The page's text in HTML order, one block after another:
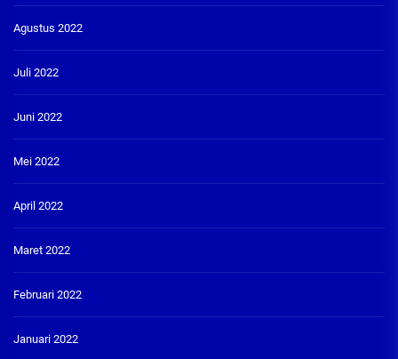
Agustus 2022
Juli 2022
Juni 2022
Mei 2022
April 2022
Maret 2022
Februari 2022
Januari 2022